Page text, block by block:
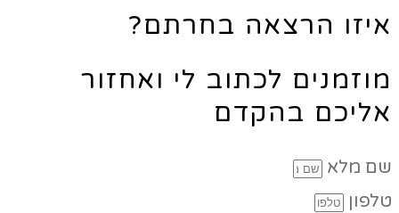
איזו הרצאה בחרתם?
מוזמנים לכתוב לי ואחזור
אליכם בהקדם
שם מלא
טלפון